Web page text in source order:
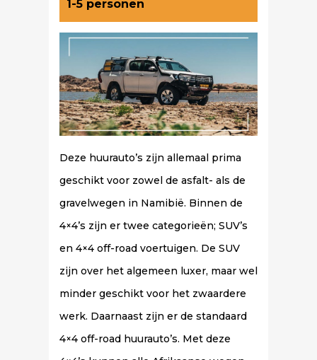
1-5 personen
Deze huurauto’s zijn allemaal prima
geschikt voor zowel de asfalt- als de
gravelwegen in Namibië. Binnen de
4×4’s zijn er twee categorieën; SUV’s
en 4×4 off-road voertuigen. De SUV
zijn over het algemeen luxer, maar wel
minder geschikt voor het zwaardere
werk. Daarnaast zijn er de standaard
4×4 off-road huurauto’s. Met deze